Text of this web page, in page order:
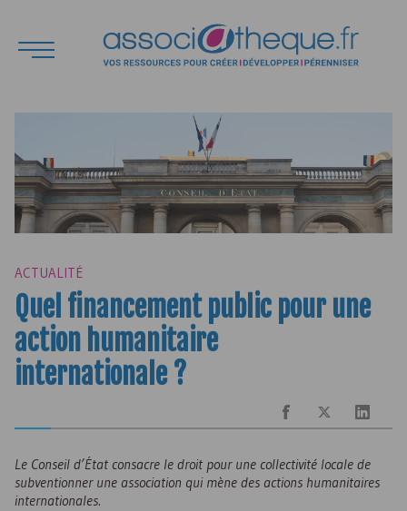
ACTUALITÉ
Quel financement public pour une
action humanitaire
internationale ?
Le Conseil d’État consacre le droit pour une collectivité locale de
subventionner une association qui mène des actions humanitaires
internationales.